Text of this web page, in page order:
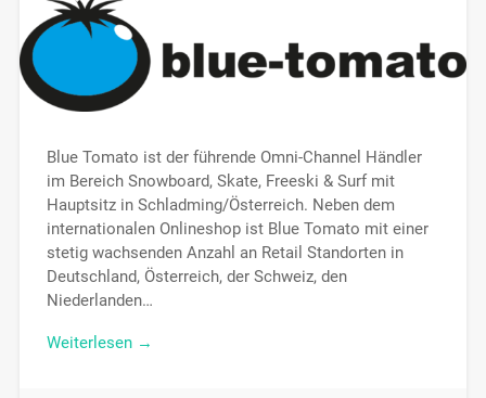
Blue Tomato ist der führende Omni-Channel Händler
im Bereich Snowboard, Skate, Freeski & Surf mit
Hauptsitz in Schladming/Österreich. Neben dem
internationalen Onlineshop ist Blue Tomato mit einer
stetig wachsenden Anzahl an Retail Standorten in
Deutschland, Österreich, der Schweiz, den
Niederlanden…
Weiterlesen →